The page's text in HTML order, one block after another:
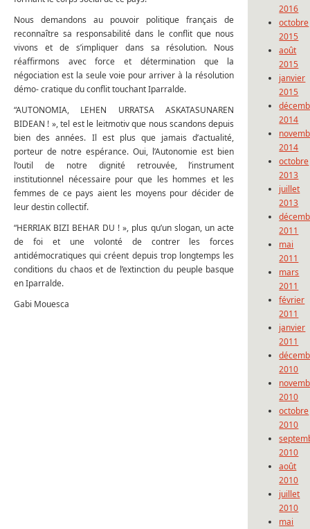
Nous demandons au pouvoir politique français de
reconnaître sa responsabilité dans le conflit que nous
vivons et de s’impliquer dans sa résolution. Nous
réaffirmons avec force et détermination que la
négociation est la seule voie pour arriver à la résolution
démo- cratique du conflit touchant Iparralde.
“AUTONOMIA, LEHEN URRATSA ASKATASUNAREN
BIDEAN ! », tel est le leitmotiv que nous scandons depuis
bien des années. Il est plus que jamais d’actualité,
porteur de notre espérance. Oui, l’Autonomie est bien
l’outil de notre dignité retrouvée, l’instrument
institutionnel nécessaire pour que les hommes et les
femmes de ce pays aient les moyens pour décider de
leur destin collectif.
“HERRIAK BIZI BEHAR DU ! », plus qu’un slogan, un acte
de foi et une volonté de contrer les forces
antidémocratiques qui créent depuis trop longtemps les
conditions du chaos et de l’extinction du peuple basque
en Iparralde.
Gabi Mouesca
2016
octobre
2015
août
2015
janvier
2015
2014
2014
octobre
2013
juillet
2013
2011
mai
2011
mars
2011
février
2011
janvier
2011
2010
2010
octobre
2010
2010
août
2010
juillet
2010
mai